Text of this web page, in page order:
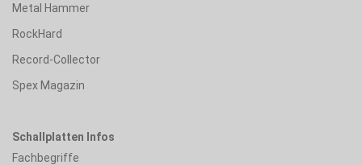
Metal Hammer
RockHard
Record-Collector
Spex Magazin
Schallplatten Infos
Fachbegriffe